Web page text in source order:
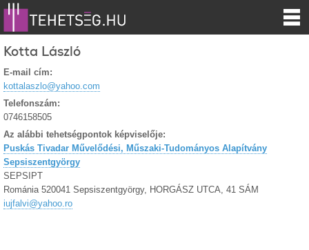
Kotta László
E-mail cím:
kottalaszlo@yahoo.com
Telefonszám:
0746158505
Az alábbi tehetségpontok képviselője:
Puskás Tivadar Művelődési, Műszaki-Tudományos Alapítvány
Sepsiszentgyörgy
SEPSIPT
Románia 520041 Sepsiszentgyörgy, HORGÁSZ UTCA, 41 SÁM
iujfalvi@yahoo.ro